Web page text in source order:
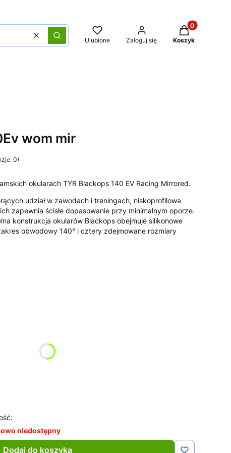
WyczyśćSzukaj Ulubione Zaloguj się
Produkty w
Koszyk
wom mir
0)
okularach TYR Blackops 140 EV Racing Mirrored.
udział w zawodach i treningach, niskoprofilowa
zapewnia ścisłe dopasowanie przy minimalnym oporze.
konstrukcja okularów Blackops obejmuje silikonowe
obwodowy 140° i cztery zdejmowane rozmiary
niedostępny
Dodaj do koszyka